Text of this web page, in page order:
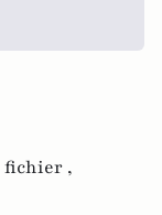
fichier ,